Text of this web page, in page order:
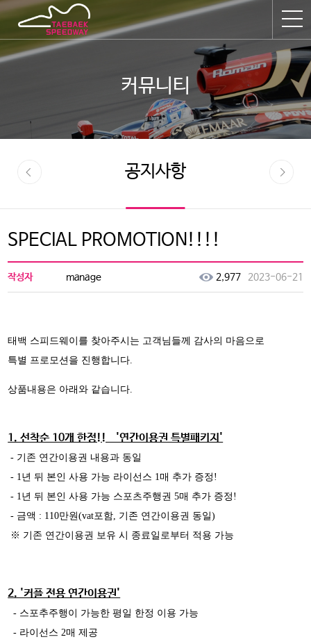
커뮤니티
공지사항
SPECIAL PROMOTION!!!!
작성자 manage 2,977 2023-06-21
태백 스피드웨이를 찾아주시는 고객님들께 감사의 마음으로
특별 프로모션을 진행합니다.
상품내용은 아래와 같습니다.
1. 선착순 10개 한정!! '연간이용권 특별패키지'
- 기존 연간이용권 내용과 동일
- 1년 뒤 본인 사용 가능 라이선스 1매 추가 증정!
- 1년 뒤 본인 사용 가능 스포츠주행권 5매 추가 증정!
- 금액 : 110만원(vat포함, 기존 연간이용권 동일)
※ 기존 연간이용권 보유 시 종료일로부터 적용 가능
2. '커플 전용 연간이용권'
- 스포추주행이 가능한 평일 한정 이용 가능
- 라이선스 2매 제공